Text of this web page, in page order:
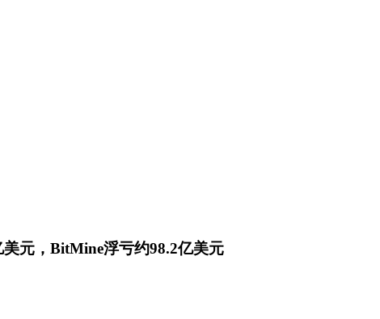
元，BitMine浮亏约98.2亿美元